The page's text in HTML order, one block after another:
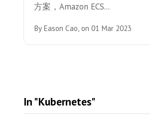
方案，Amazon ECS...
By Eason Cao, on 01 Mar 2023
In "Kubernetes"